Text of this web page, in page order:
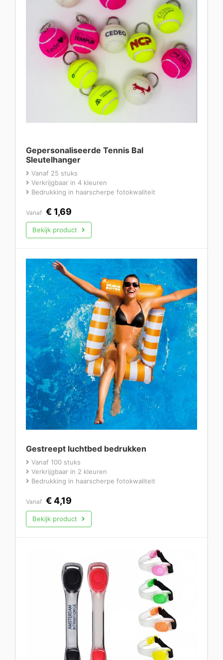
Gepersonaliseerde Tennis Bal
Sleutelhanger
Vanaf 25 stuks
Verkrijgbaar in 4 kleuren
Bedrukking in haarscherpe fotokwaliteit
Vanaf € 1,69
Bekijk product
Gestreept luchtbed bedrukken
Vanaf 100 stuks
Verkrijgbaar in 2 kleuren
Bedrukking in haarscherpe fotokwaliteit
Vanaf €4,19
Bekijk product